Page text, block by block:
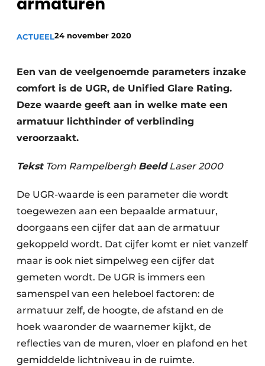
Vacature aanmelden
Vacatures
Sanitair
Binnenklimaat
Brandbeveiliging
Ventilatie
ACTUEEL24 november 2020
Een van de veelgenoemde parameters inzake
comfort is de UGR, de Unified Glare Rating.
Deze waarde geeft aan in welke mate een
armatuur lichthinder of verblinding
veroorzaakt.
TekstTom Rampelbergh BeeldLaser 2000
De UGR-waarde is een parameter die wordt
toegewezen aan een bepaalde armatuur,
doorgaans een cijfer dat aan de armatuur
gekoppeld wordt. Dat cijfer komt er niet vanzelf
maar is ook niet simpelweg een cijfer dat
gemeten wordt. De UGR is immers een
samenspel van een heleboel factoren: de
armatuur zelf, de hoogte, de afstand en de
hoek waaronder de waarnemer kijkt, de
reflecties van de muren, vloer en plafond en het
gemiddelde lichtniveau in de ruimte.